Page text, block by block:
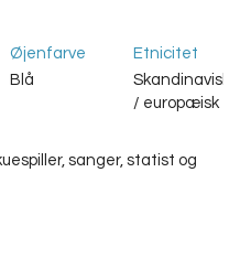
Øjenfarve
Blå
Etnicitet
Skandinavisk
/ europæisk
sanger, statist og